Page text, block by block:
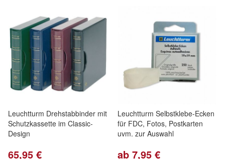
Leuchtturm Drehstabbinder mit
Schutzkassette im Classic-
Design
65,95 €
Leuchtturm Selbstklebe-Ecken
für FDC, Fotos, Postkarten
uvm. zur Auswahl
ab 7,95 €